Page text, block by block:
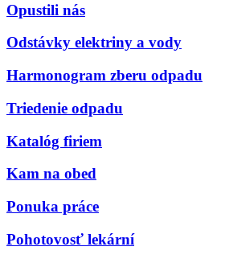
Opustili nás
Odstávky elektriny a vody
Harmonogram zberu odpadu
Triedenie odpadu
Katalóg firiem
Kam na obed
Ponuka práce
Pohotovosť lekární